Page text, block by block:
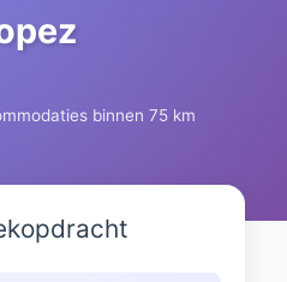
binnen 75 km